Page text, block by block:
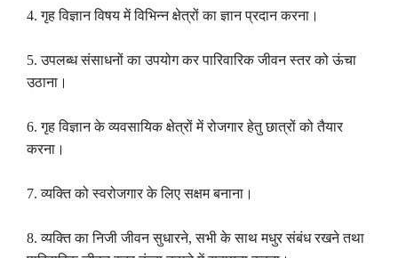
4.गृह विज्ञान विषय में विभिन्न क्षेत्रों का ज्ञान प्रदान करना।
5.उपलब्ध संसाधनों का उपयोग कर पारिवारिक जीवन स्तर को ऊंचा
उठाना।
6.गृह विज्ञान के व्यवसायिक क्षेत्रों में रोजगार हेतु छात्रों को तैयार
करना।
7.व्यक्ति को स्वरोजगार के लिए सक्षम बनाना।
8.व्यक्ति का निजी जीवन सुधारने,सभी के साथ मधुर संबंध रखने तथा